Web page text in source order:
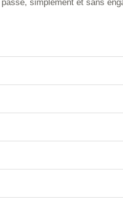
simplement et sans